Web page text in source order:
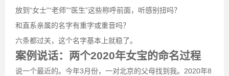
放到“女士”“老师”“医生”这些称呼前面，听感别扭吗？
和直系亲属的名字有重字或重音吗？
六条都过关，这个名字基本上就稳了。
案例说话：两个2020年女宝的命名过程
说一个最近的。今年3月份，一对北京的父母找到我。2020年8